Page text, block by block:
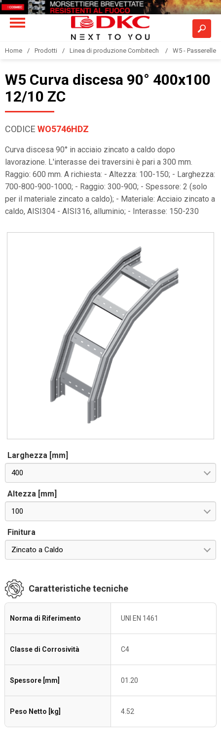
Home Prodotti Linea di produzione Combitech W5 - Passerelle
W5 Curva discesa 90° 400x100
12/10 ZC
CODICE WO5746HDZ
Curva discesa 90° in acciaio zincato a caldo dopo
lavorazione. L'interasse dei traversini è pari a 300 mm.
Raggio: 600 mm. A richiesta: - Altezza: 100-150; - Larghezza:
700-800-900-1000; - Raggio: 300-900; - Spessore: 2 (solo
per il materiale zincato a caldo); - Materiale: Acciaio zincato a
caldo, AISI304 - AISI316, alluminio; - Interasse: 150-230
Larghezza [mm]
400
Altezza [mm]
100
Finitura
Zincato a Caldo
Caratteristiche tecniche
Norma di Riferimento UNI EN 1461
Classe di Corrosività C4
Spessore [mm] 01.20
Peso Netto [kg] 4.52